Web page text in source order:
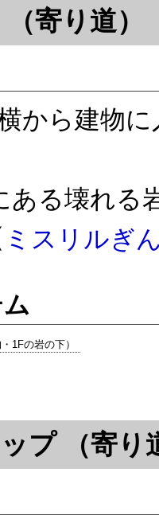
寄り道）
から建物
ある壊れる
ミスリルぎ
1Fの岩の下）
プ （寄り